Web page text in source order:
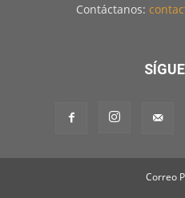
Contáctanos:
Correo